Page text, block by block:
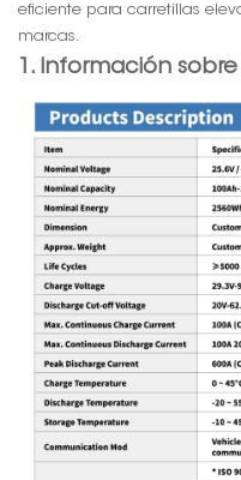
eficiente para carretillas
marcas.
1. Información